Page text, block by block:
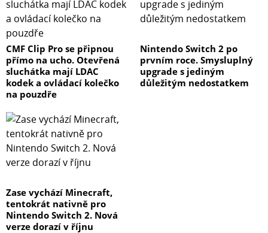
CMF Clip Pro se připnou
přímo na ucho. Otevřená
sluchátka mají LDAC
kodek a ovládací kolečko
na pouzdře
Nintendo Switch 2 po
prvním roce. Smysluplný
upgrade s jediným
důležitým nedostatkem
Zase vychází Minecraft,
tentokrát nativně pro
Nintendo Switch 2. Nová
verze dorazí v říjnu